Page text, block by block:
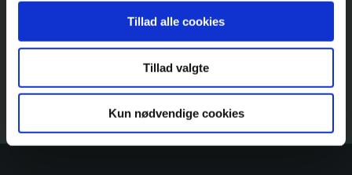
Tillad alle cookies
Tillad valgte
Kun nødvendige cookies